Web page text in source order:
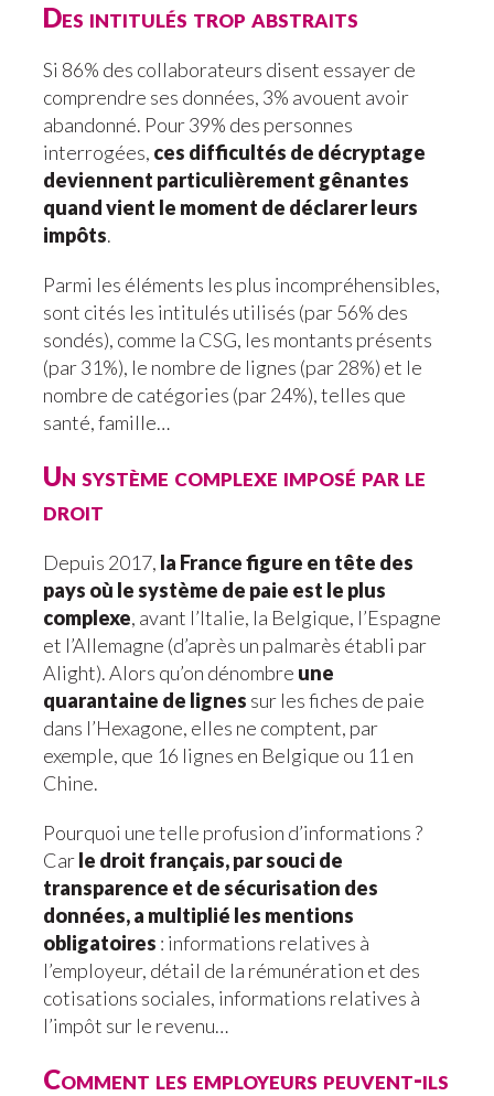
Des intitulés trop abstraits
Si 86% des collaborateurs disent essayer de
comprendre ses données, 3% avouent avoir
abandonné. Pour 39% des personnes
interrogées, ces difficultés de décryptage
deviennent particulièrement gênantes
quand vient le moment de déclarer leurs
impôts.
Parmi les éléments les plus incompréhensibles,
sont cités les intitulés utilisés (par 56% des
sondés), comme la CSG, les montants présents
(par 31%), le nombre de lignes (par 28%) et le
nombre de catégories (par 24%), telles que
santé, famille…
Un système complexe imposé par le
droit
Depuis 2017, la France figure en tête des
pays où le système de paie est le plus
complexe, avant l’Italie, la Belgique, l’Espagne
et l’Allemagne (d’après un palmarès établi par
Alight). Alors qu’on dénombre une
quarantaine de lignes sur les fiches de paie
dans l’Hexagone, elles ne comptent, par
exemple, que 16 lignes en Belgique ou 11 en
Chine.
Pourquoi une telle profusion d’informations ?
Carle droit français, par souci de
transparence et de sécurisation des
données, a multiplié les mentions
obligatoires : informations relatives à
l’employeur, détail de la rémunération et des
cotisations sociales, informations relatives à
l’impôt sur le revenu…
Comment les employeurs peuvent-ils